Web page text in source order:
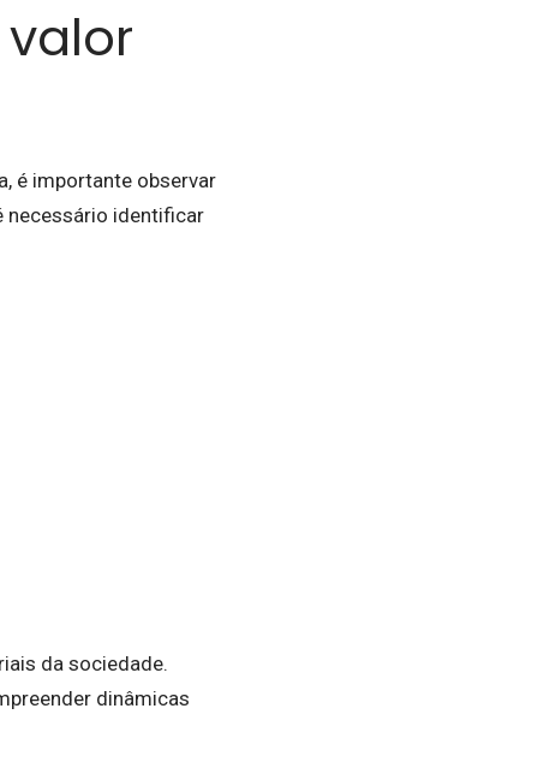
é importante observar
necessário identificar
da sociedade.
dinâmicas